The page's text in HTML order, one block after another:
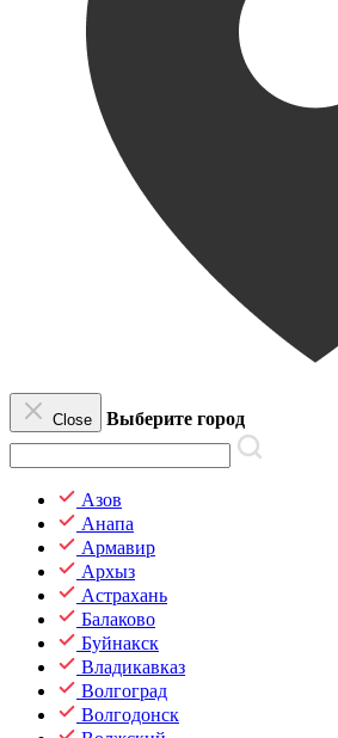
Close Выберите город
Азов
Анапа
Армавир
Архыз
Астрахань
Балаково
Буйнакск
Владикавказ
Волгоград
Волгодонск